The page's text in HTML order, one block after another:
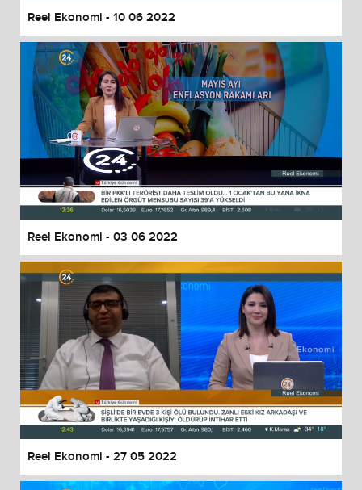
Reel Ekonomi - 10 06 2022
Reel Ekonomi - 03 06 2022
Reel Ekonomi - 27 05 2022